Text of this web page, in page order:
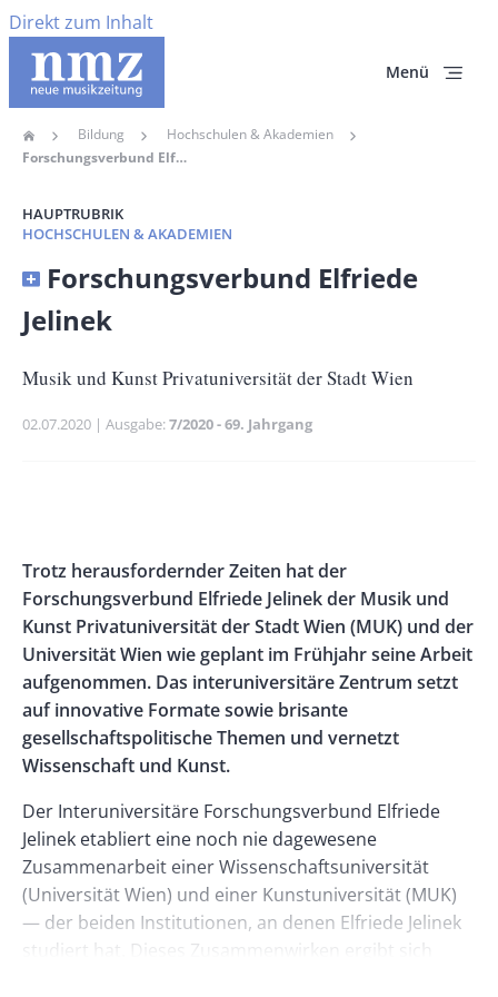
Direkt zum Inhalt
Menü
Pfadnavigation
Home Bildung
Hochschulen & Akademien
Forschungsverbund Elfriede Jelinek
HAUPTRUBRIK
HOCHSCHULEN & AKADEMIEN
Banner
Size
Forschungsverbund Elfriede
Jelinek
Untertitel
Musik und Kunst Privatuniversität der Stadt Wien
Publikationsdatum
02.07.2020 Ausgabe 7/2020 - 69. Jahrgang
Rectangle
Right
Body
Trotz herausfordernder Zeiten hat der
Forschungsverbund Elfriede Jelinek der Musik und
Kunst Privatuniversität der Stadt Wien (MUK) und der
Universität Wien wie geplant im Frühjahr seine Arbeit
aufgenommen. Das interuniversitäre Zentrum setzt
auf innovative Formate sowie brisante
gesellschaftspolitische Themen und vernetzt
Wissenschaft und Kunst.
Der Interuniversitäre Forschungsverbund Elfriede
Jelinek etabliert eine noch nie dagewesene
Zusammenarbeit einer Wissenschaftsuniversität
(Universität Wien) und einer Kunstuniversität (MUK)
— der beiden Institutionen, an denen Elfriede Jelinek
studiert hat. Dieses Zusammenwirken ergibt sich